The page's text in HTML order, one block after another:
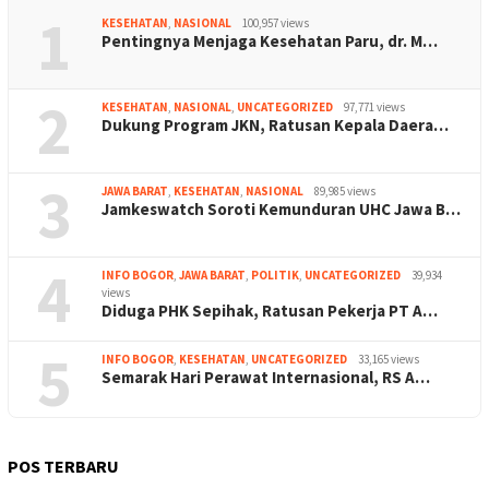
1 KESEHATAN, NASIONAL 100,957 views
Pentingnya Menjaga Kesehatan Paru, dr. M…
2 KESEHATAN, NASIONAL, UNCATEGORIZED 97,771 views
Dukung Program JKN, Ratusan Kepala Daera…
3 JAWA BARAT, KESEHATAN, NASIONAL 89,985 views
Jamkeswatch Soroti Kemunduran UHC Jawa B…
4 INFO BOGOR, JAWA BARAT, POLITIK, UNCATEGORIZED
39,934
views
Diduga PHK Sepihak, Ratusan Pekerja PT A…
5 INFO BOGOR, KESEHATAN, UNCATEGORIZED 33,165 views
Semarak Hari Perawat Internasional, RS A…
POS TERBARU